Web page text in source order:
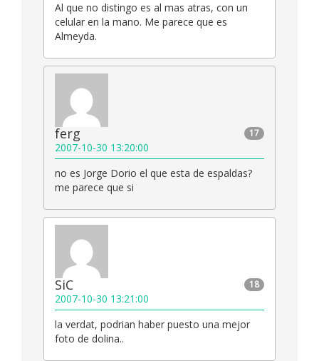
Al que no distingo es al mas atras, con un
celular en la mano. Me parece que es
Almeyda.
17
ferg
2007-10-30 13:20:00
no es Jorge Dorio el que esta de espaldas?
me parece que si
18
SiC
2007-10-30 13:21:00
la verdat, podrian haber puesto una mejor
foto de dolina..